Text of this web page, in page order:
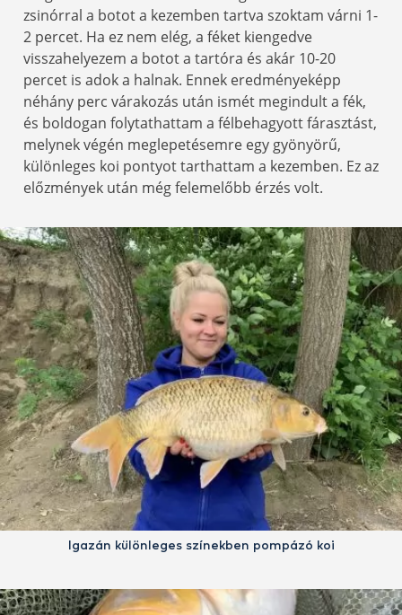
zsinórral a botot a kezemben tartva szoktam várni 1-
2 percet. Ha ez nem elég, a féket kiengedve
visszahelyezem a botot a tartóra és akár 10-20
percet is adok a halnak. Ennek eredményeképp
néhány perc várakozás után ismét megindult a fék,
és boldogan folytathattam a félbehagyott fárasztást,
melynek végén meglepetésemre egy gyönyörű,
különleges koi pontyot tarthattam a kezemben. Ez az
előzmények után még felemelőbb érzés volt.
Igazán különleges színekben pompázó koi